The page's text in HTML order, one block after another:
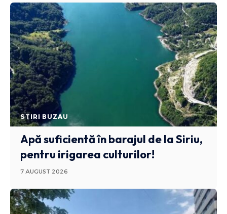
STIRI BUZAU
Apă suficientă în barajul de la Siriu,
pentru irigarea culturilor!
7 AUGUST 2026